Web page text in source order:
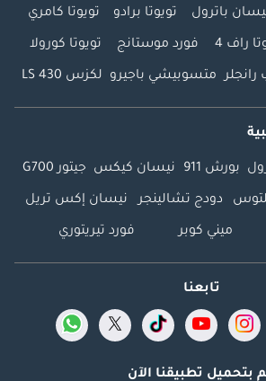
باترول تويوتا برادو تويوتا كامري
راف 4 فورد موستانج تويوتا كورولا
رانجلر متسوبيشي باجيرو لكزس LS 430
بورش 911 نيسان كيكس جيتور G700
دودج تشالينجر نيسان إكس تريل
ميني كوبر فورد تيريتوري
تابعنا
بتحميل تطبيقنا الآن